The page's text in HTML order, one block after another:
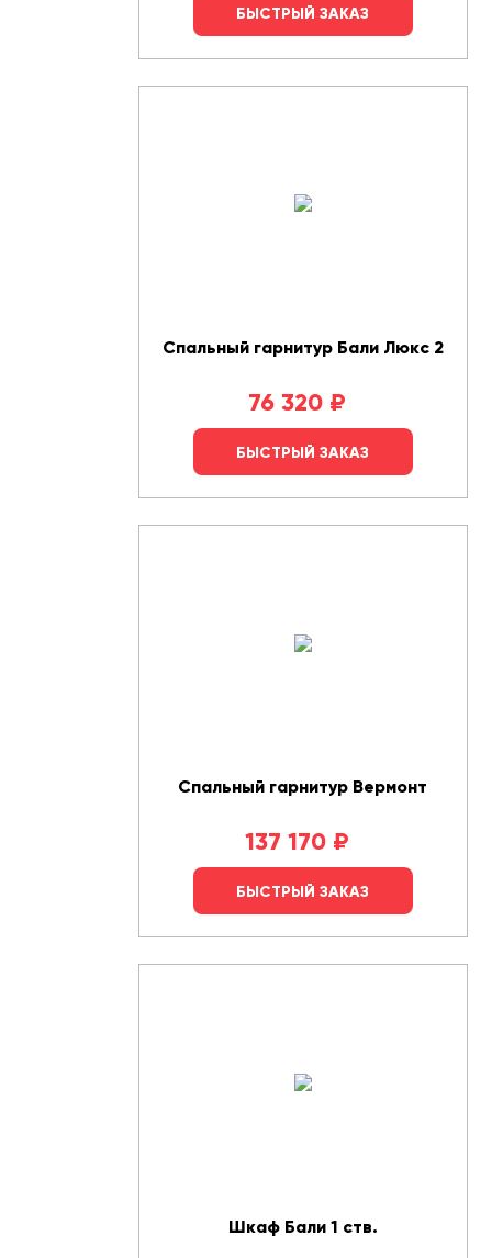
БЫСТРЫЙ ЗАКАЗ
Спальный гарнитур Бали Люкс 2
76 320 ₽
БЫСТРЫЙ ЗАКАЗ
Спальный гарнитур Вермонт
137 170 ₽
БЫСТРЫЙ ЗАКАЗ
Шкаф Бали 1 ств.